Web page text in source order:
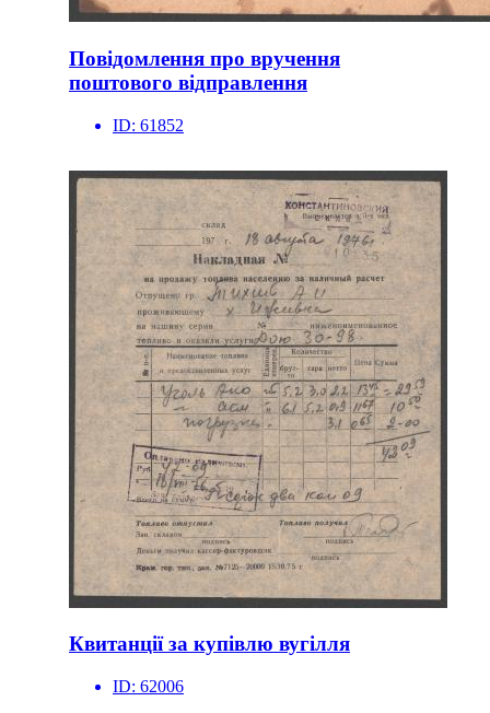
Повідомлення про вручення
поштового відправлення
ID: 61852
Квитанції за купівлю вугілля
ID: 62006